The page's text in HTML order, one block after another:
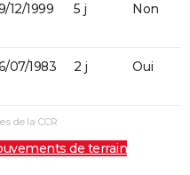
12/1999 5 j Non
07/1983 2 j Oui
de la CCR
de terrain